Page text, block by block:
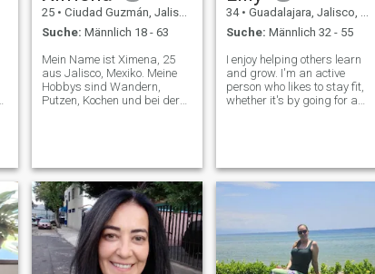
25 • Ciudad Guzmán, Jalisco, Mexiko
Suche: Männlich 18 - 63
Mein Name ist Ximena, 25
aus Jalisco, Mexiko. Meine
Hobbys sind Wandern,
Putzen, Kochen und bei der
34 • Guadalajara, Jalisco, Mexiko
Suche: Männlich 32 - 55
I enjoy helping others learn
and grow. I'm an active
person who likes to stay fit,
whether it's by going for a
to relax. Cooking is another
hob